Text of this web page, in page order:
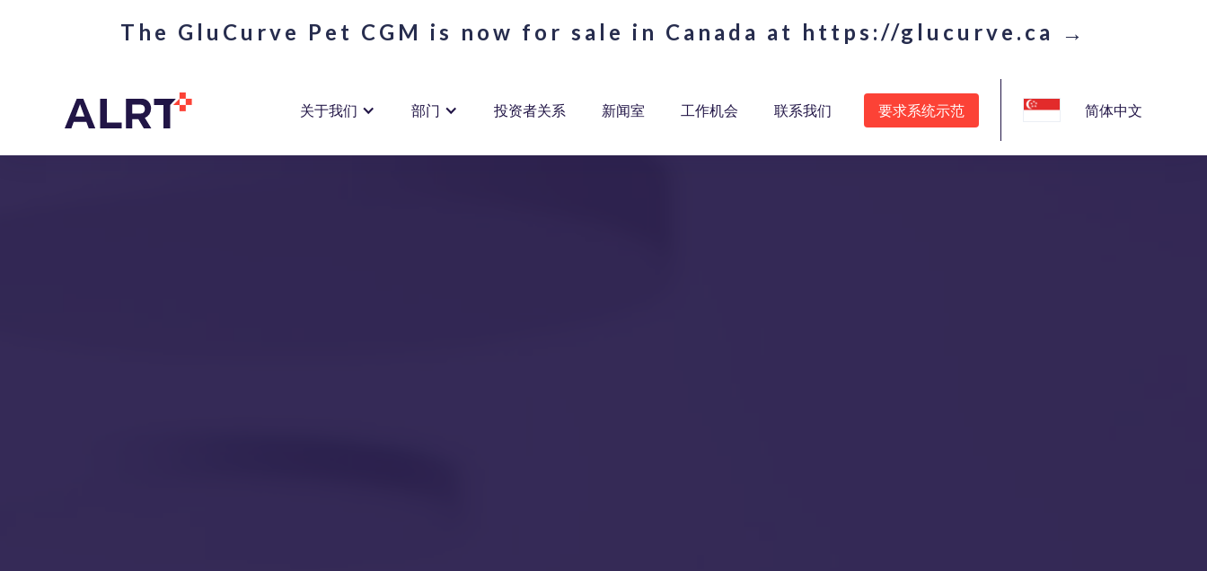
The GluCurve Pet CGM is now for sale in Canada at https://glucurve.ca →
关于我们 部门 投资者关系 新闻室 工作机会 联系我们 要求系统示范 简体中文